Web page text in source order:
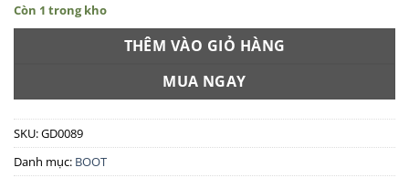
Còn 1 trong kho
THÊM VÀO GIỎ HÀNG
MUA NGAY
SKU:GD0089
Danh mục: BOOT